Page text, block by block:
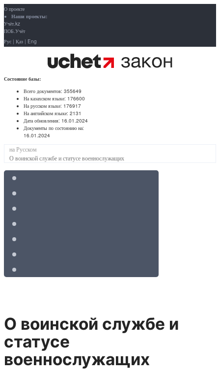
О проекте
Наши проекты:
Учёт.kz
ПОБ.Учёт
Рус | Қаз | Eng
Состояние базы:
Всего документов: 355649
На казахском языке: 176600
На русском языке: 176917
На английском языке: 2131
Дата обновления: 16.01.2024
Документы по состоянию на:
16.01.2024
на Русском
О воинской службе и статусе военнослужащих
О воинской службе и
статусе
военнослужащих